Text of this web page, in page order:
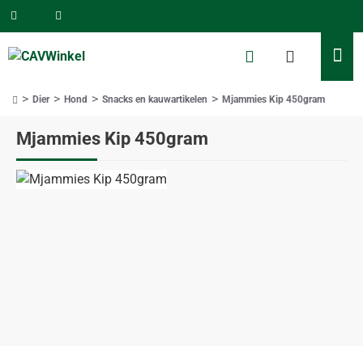
Mjammies Kip 450gram
Dier Hond Snacks en kauwartikelen Mjammies Kip 450gram